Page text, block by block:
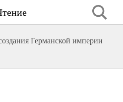
Германской империи